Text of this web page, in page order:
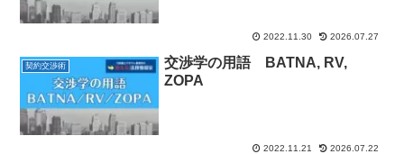
2022.11.30 2026.07.27
契約交渉術
交渉学の用語 BATNA, RV,
ZOPA
2022.11.21 2026.07.22